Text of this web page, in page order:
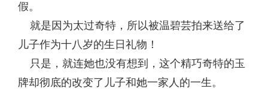
假。
就是因为太过奇特，所以被温碧芸拍来送给了
儿子作为十八岁的生日礼物！
只是，就连她也没有想到，这个精巧奇特的玉
牌却彻底的改变了儿子和她一家人的一生。